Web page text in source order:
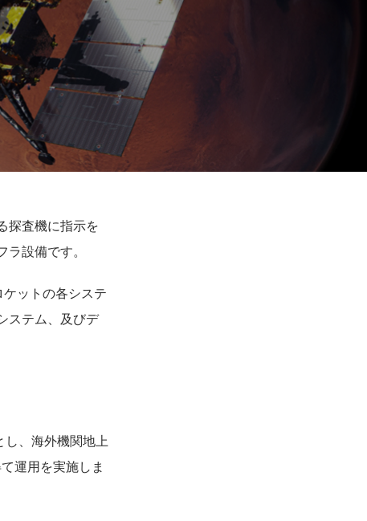
探査機に指示を
設備です。
ットの各システ
ステム、及びデ
し、海外機関地上
運用を実施しま